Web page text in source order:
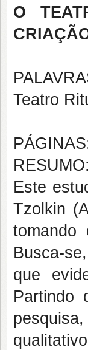
O
Teatro
RESUMO:
Este
Tzolkin
tomando
Busca-
que
Partindo